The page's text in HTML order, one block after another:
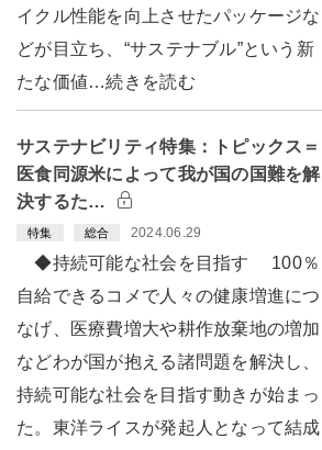
イクル性能を向上させたパッケージな
どが目立ち、“サステナブル”という新
たな価値…続きを読む
サステナビリティ特集：トピックス＝
医食同源米によって我が国の国難を解
決するた…
特集 総合 2024.06.29
◆持続可能な社会を目指す 100％
自給できるコメで人々の健康増進につ
なげ、医療費増大や耕作放棄地の増加
などわが国が抱える諸問題を解決し、
持続可能な社会を目指す動きが始まっ
た。東洋ライスが発起人となって結成